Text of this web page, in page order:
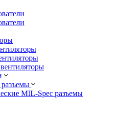
MIL-Spec разъемы